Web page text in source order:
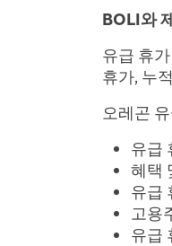
BOLI와
유급 휴
휴가, 누
오레곤
유급
혜택
유급
고용
유급